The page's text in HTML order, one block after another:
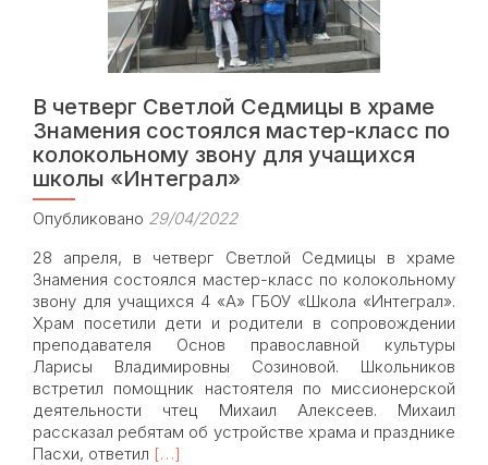
для
школьников
В четверг Светлой Седмицы в храме
Знамения состоялся мастер-класс по
колокольному звону для учащихся
школы «Интеграл»
Опубликовано 29/04/2022
28 апреля, в четверг Светлой Седмицы в храме
Знамения состоялся мастер-класс по колокольному
звону для учащихся 4 «А» ГБОУ «Школа «Интеграл».
Храм посетили дети и родители в сопровождении
преподавателя Основ православной культуры
Ларисы Владимировны Созиновой. Школьников
встретил помощник настоятеля по миссионерской
деятельности чтец Михаил Алексеев. Михаил
рассказал ребятам об устройстве храма и празднике
Пасхи, ответил Read
[…]